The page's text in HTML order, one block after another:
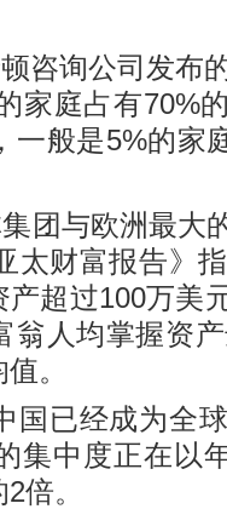
询公司发布
家庭占有70%
一般是5%的家
与欧洲最大
太财富报告》
产超过100万美
翁人均掌握资
。
已经成为全球
集中度正在以
倍。